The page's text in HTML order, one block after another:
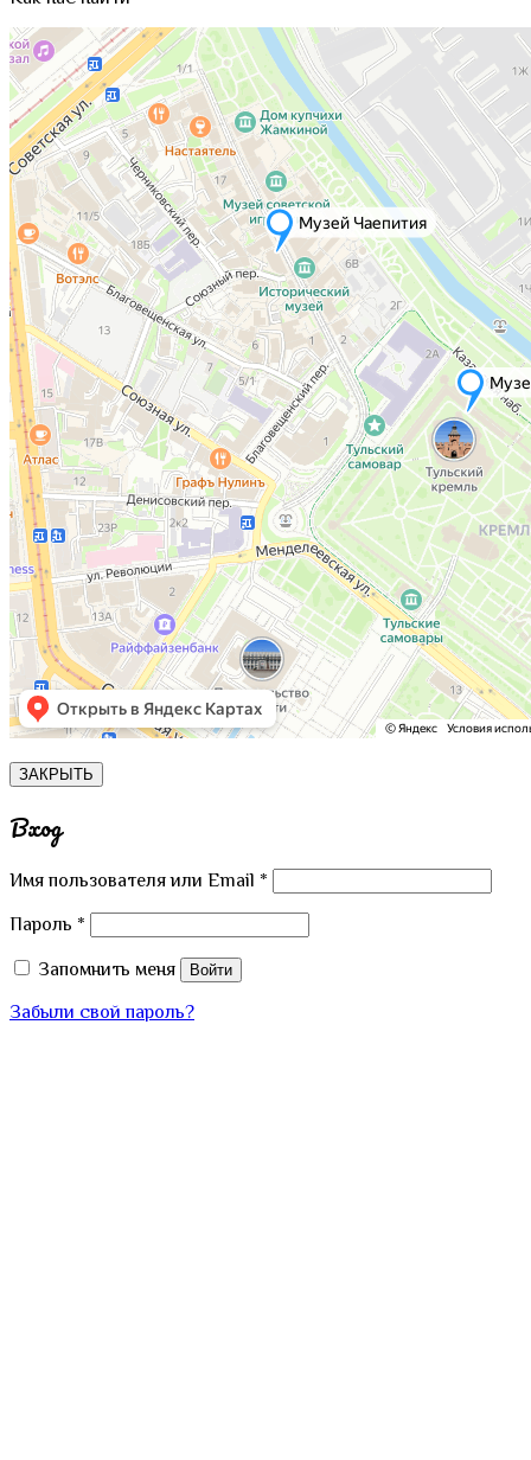
ЗАКРЫТЬ
Вход
Имя пользователя или Email *
Пароль *
Запомнить меня Войти
Забыли свой пароль?